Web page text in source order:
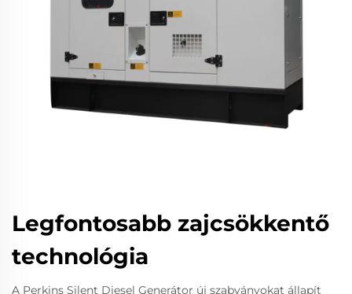
Legfontosabb zajcsökkentő
technológia
A Perkins Silent Diesel Generátor új szabványokat állapít